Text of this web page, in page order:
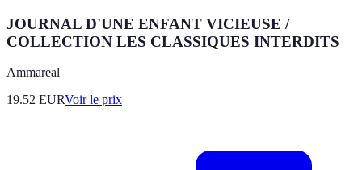
JOURNAL D'UNE ENFANT VICIEUSE /
COLLECTION LES CLASSIQUES INTERDITS
Ammareal
19.52 EURVoir le prix